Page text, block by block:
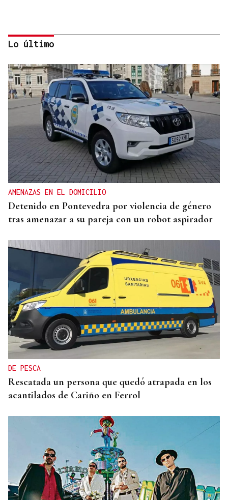
QUEN CHO DIXO
¿Sabe usted que la reina Letizia hizo un guiño a
Ourense en la final del Mundial?
Lo último
AMENAZAS EN EL DOMICILIO
Detenido en Pontevedra por violencia de género
tras amenazar a su pareja con un robot aspirador
DE PESCA
Rescatada un persona que quedó atrapada en los
acantilados de Cariño en Ferrol